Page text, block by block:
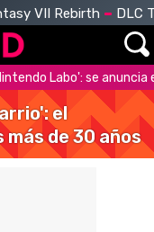
VII Rebirth DLC
Labo': se
el
de 30 años